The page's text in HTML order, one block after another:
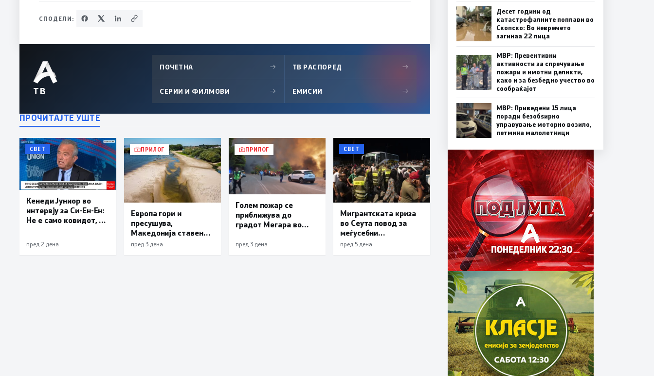
СПОДЕЛИ:
ТВ
ПОЧЕТНА → ТВ РАСПОРЕД →
СЕРИИ И ФИЛМОВИ → ЕМИСИИ →
ПРОЧИТАЈТЕ УШТЕ
СВЕТ
Кенеди Јуниор во
интервју за Си-Ен-Ен:
Не е само ковидот, и
респираторниот
синцицијален вирус
пред 2 дена
ПРИЛОГ
Европа гори и
пресушува,
Македонија ставена
во обрач: Унгарија и
пред 3 дена
ПРИЛОГ
Голем пожар се
приближува до
градот Мегара во
засега има пет
пред 3 дена
СВЕТ
Мигрантската криза
во Сеута повод за
меѓусебни
обвинувања помеѓу
пред 5 дена
Десет години од
катастрофалните поплави во
Скопско: Во невремето
загинаа 22 лица
МВР: Превентивни
активности за спречување
пожари и имотни деликти,
како и за безбедно учество во
сообраќајот
МВР: Приведени 15 лица
поради безобѕирно
управување моторно возило,
петмина малолетници